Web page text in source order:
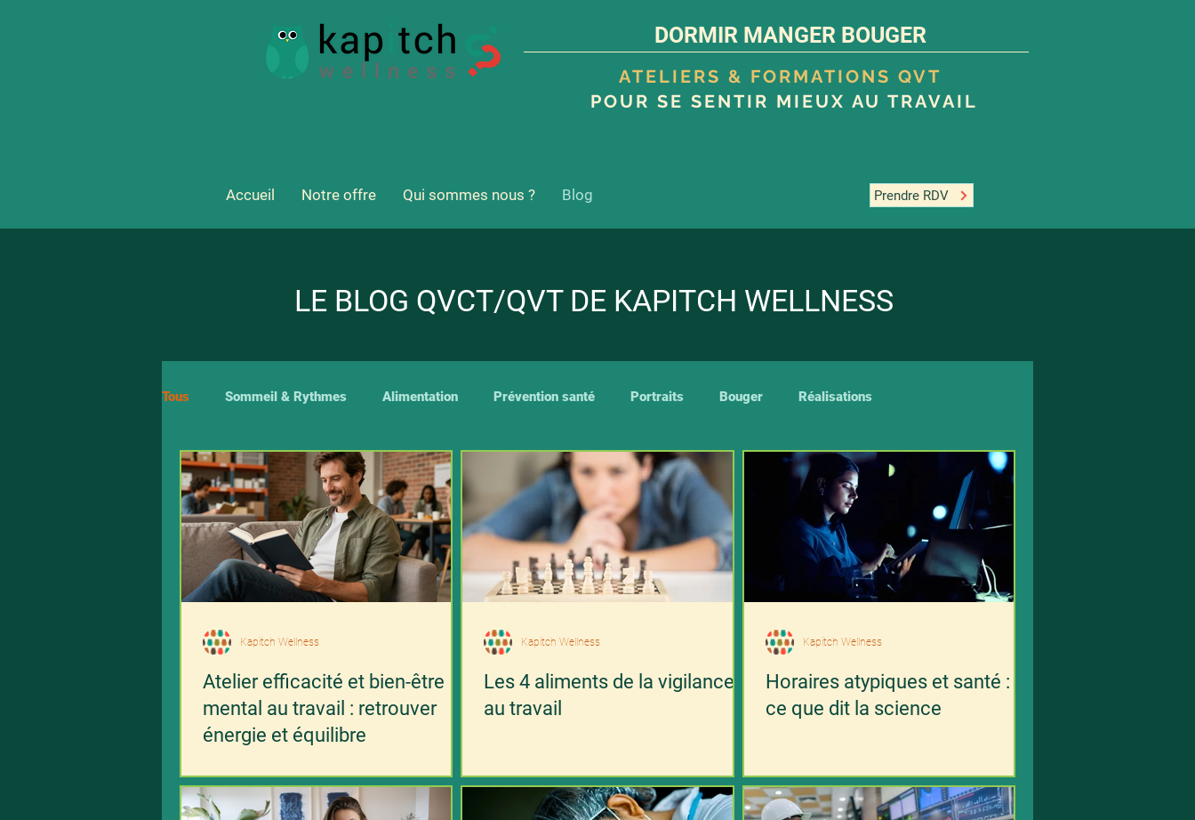
DORMIR MANGER BOUGER
ATELIERS & FORMATIONS QVT
POUR SE SENTIR MIEUX AU TRAVAIL
Accueil Notre offre Qui sommes nous ? Blog Prendre RDV
LE BLOG QVCT/QVT DE KAPITCH WELLNESS
Tous Sommeil & Rythmes Alimentation Prévention santé Portraits Bouger Réalisations
Atelier efficacité et bien-être
mental au travail : retrouver
énergie et équilibre
Kapitch Wellness
Les 4 aliments de la vigilance
au travail
Kapitch Wellness
Horaires atypiques et santé :
ce que dit la science
Kapitch Wellness